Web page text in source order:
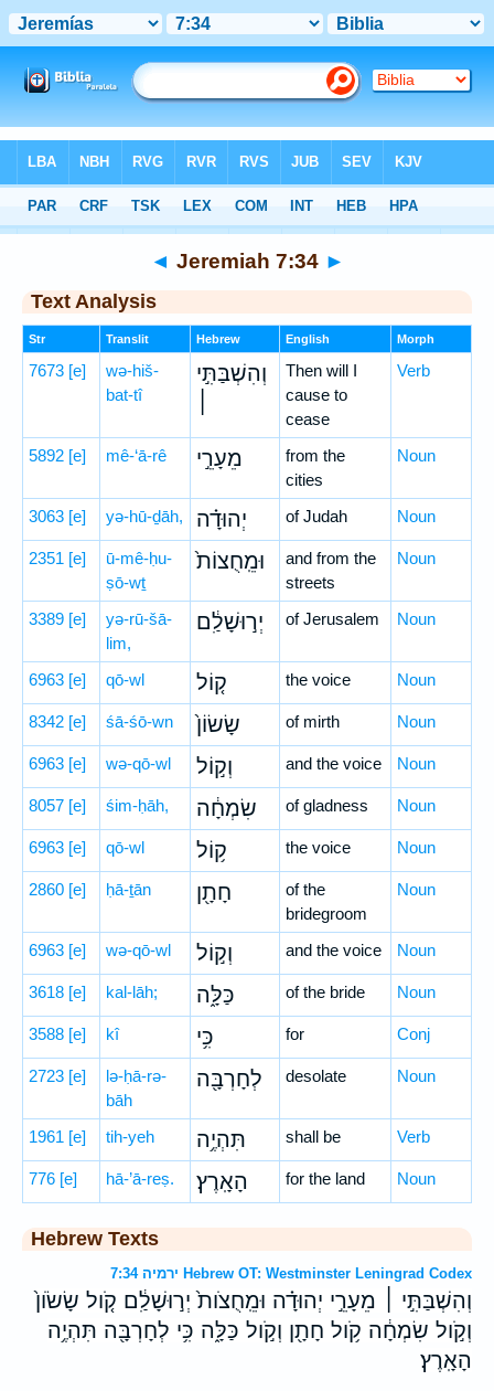
Hebrew> Jeremiah 7:34
◄ Jeremiah 7:34 ►
Text Analysis
Str Translit Hebrew English Morph
7673 [e]
wə-hiš-
bat-tî
וְהִשְׁבַּתִּ֣י
Then will I
cause to
cease
Verb
5892 [e] mê-‘ā-rê מֵעָרֵ֣י
from the
cities
Noun
3063 [e] yə-hū-ḏāh, יְהוּדָ֗ה of Judah Noun
2351 [e]
ū-mê-ḥu-
ṣō-wṯ
וּמֵֽחֻצוֹת֙
and from the
streets
Noun
3389 [e]
yə-rū-šā-
lim,
יְר֣וּשָׁלִַ֔ם of Jerusalem Noun
6963 [e] qō-wl ק֤וֹל the voice Noun
8342 [e] śā-śō-wn שָׂשׂוֹן֙ of mirth Noun
6963 [e] wə-qō-wl וְק֣וֹל and the voice Noun
8057 [e] śim-ḥāh, שִׂמְחָ֔ה of gladness Noun
6963 [e] qō-wl ק֥וֹל the voice Noun
2860 [e] ḥā-ṯān חָתָ֖ן
of the
bridegroom
Noun
6963 [e] wə-qō-wl וְק֣וֹל and the voice Noun
3618 [e] kal-lāh; כַּלָּ֑ה of the bride Noun
3588 [e] kî כִּ֥י for Conj
2723 [e]
lə-ḥā-rə-
bāh
לְחָרְבָּ֖ה desolate Noun
1961 [e] tih-yeh תִּהְיֶ֥ה shall be Verb
776 [e] hā-’ā-reṣ. הָאָֽרֶץ׃ for the land Noun
Hebrew Texts
ירמיה 7:34 Hebrew OT: Westminster Leningrad Codex
וְהִשְׁבַּתִּ֣י ׀ מֵעָרֵ֣י יְהוּדָ֗ה וּמֵֽחֻצֹות֙ יְר֣וּשָׁלִַ֔ם קֹ֤ול שָׂשֹׂון֙
וְקֹ֣ול שִׂמְחָ֔ה קֹ֥ול חָתָ֖ן וְקֹ֣ול כַּלָּ֑ה כִּ֥י לְחָרְבָּ֖ה תִּהְיֶ֥ה
הָאָֽרֶץ׃